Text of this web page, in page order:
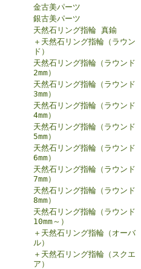
金古美パーツ
銀古美パーツ
天然石リング指輪 真鍮
＋天然石リング指輪（ラウン
ド）
天然石リング指輪（ラウンド
2mm）
天然石リング指輪（ラウンド
3mm）
天然石リング指輪（ラウンド
4mm）
天然石リング指輪（ラウンド
5mm）
天然石リング指輪（ラウンド
6mm）
天然石リング指輪（ラウンド
7mm）
天然石リング指輪（ラウンド
8mm）
天然石リング指輪（ラウンド
10mm～）
＋天然石リング指輪（オーバ
ル）
＋天然石リング指輪（スクエ
ア）